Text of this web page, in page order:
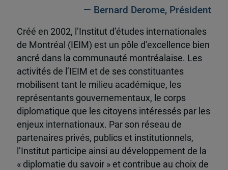
— Bernard Derome, Président
Créé en 2002, l’Institut d’études internationales
de Montréal (IEIM) est un pôle d’excellence bien
ancré dans la communauté montréalaise. Les
activités de l’IEIM et de ses constituantes
mobilisent tant le milieu académique, les
représentants gouvernementaux, le corps
diplomatique que les citoyens intéressés par les
enjeux internationaux. Par son réseau de
partenaires privés, publics et institutionnels,
l’Institut participe ainsi au développement de la
« diplomatie du savoir » et contribue au choix de